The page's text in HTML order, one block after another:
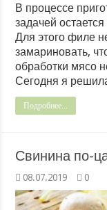
В процессе
задачей
Для этого филе
замариновать,
обработки мясо
Сегодня я
Подробнее...
Свинина по-
08.07.2019 0